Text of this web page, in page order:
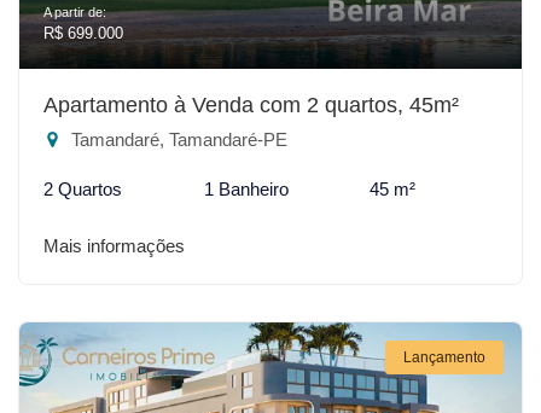
A partir de:
R$ 699.000
Apartamento à Venda com 2 quartos, 45m²
Tamandaré, Tamandaré-PE
2 Quartos 1 Banheiro 45 m²
Mais informações
Lançamento